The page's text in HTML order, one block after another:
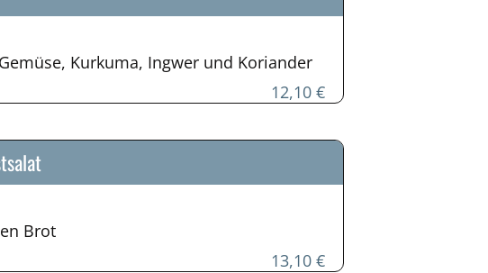
Kurkuma, Ingwer und Koriander
12,10 €
Brot
13,10 €